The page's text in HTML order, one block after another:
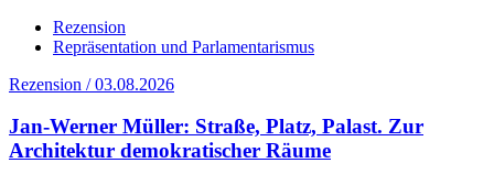
Rezension
Repräsentation und Parlamentarismus
Rezension / 03.08.2026
Jan-Werner Müller: Straße, Platz, Palast. Zur
Architektur demokratischer Räume